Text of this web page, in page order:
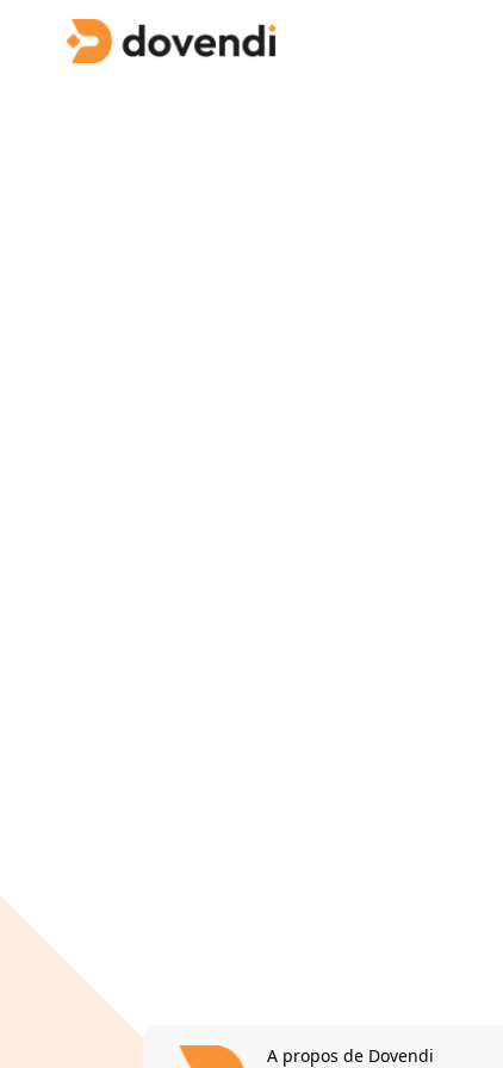
A propos de Dovendi